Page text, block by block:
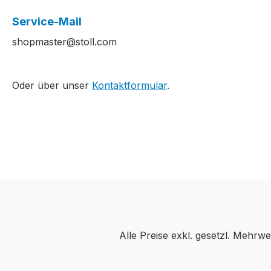
Patent).Production time /
Produktionszeit:1
m/sec....................................
Service-Mail
shopmaster@stoll.com
Oder über unser Kontaktformular.
Alle Preise exkl. gesetzl.